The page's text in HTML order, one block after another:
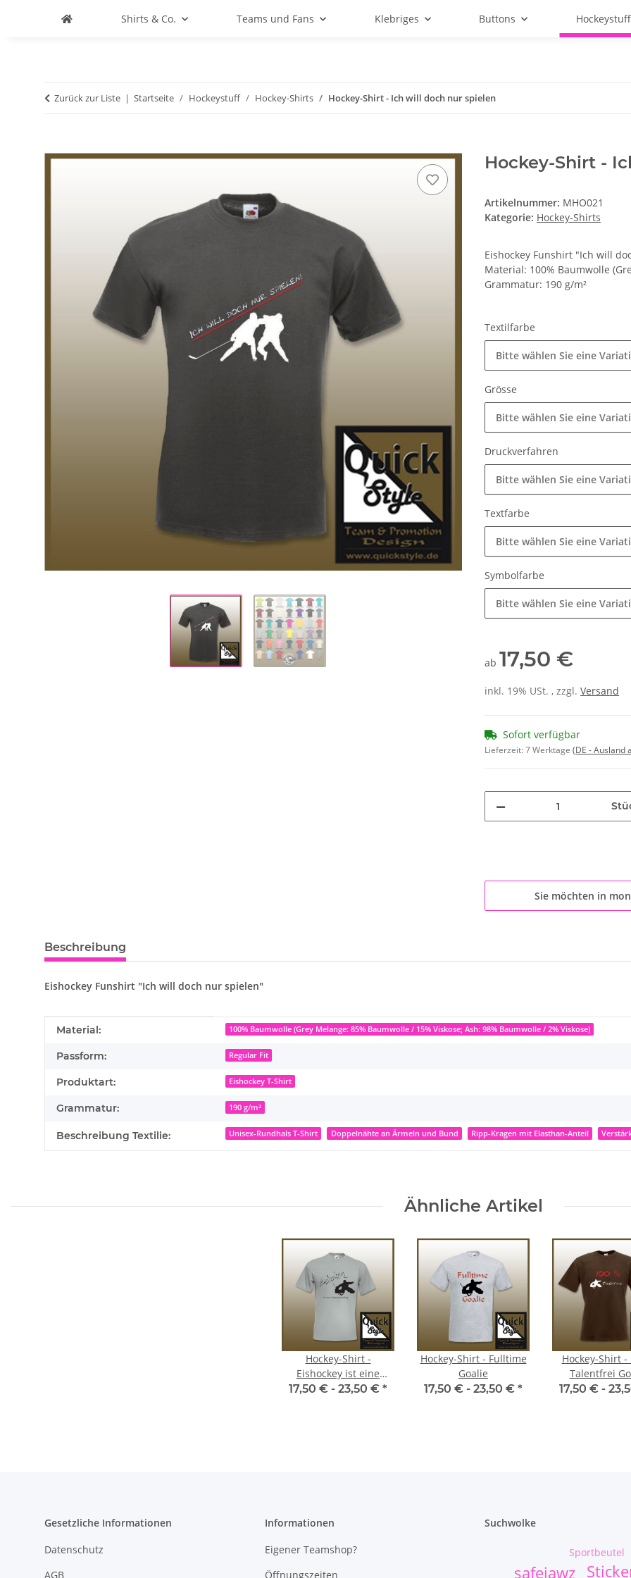
Shirts & Co. Teams und Fans Klebriges Buttons Hockeystuff
Zurück zur Liste Startseite Hockeystuff Hockey-Shirts Hockey-Shirt - Ich will doch nur spielen
Hockey-Shirt -
Artikelnummer: MHO021
Kategorie: Hockey-Shirts
Eishockey Funshirt "Ich will
Material: 100% Baumwolle
Grammatur: 190 g/m²
Textilfarbe
Bitte wählen Sie eine
Grösse
Bitte wählen Sie eine
Druckverfahren
Bitte wählen Sie eine
Textfarbe
Bitte wählen Sie eine
Symbolfarbe
Bitte wählen Sie eine
ab 17,50 €
inkl. 19% USt. , zzgl. Versand
Sofort verfügbar
Lieferzeit:7 Werktage (DE - Ausland
Sie möchten in
Beschreibung
Eishockey Funshirt "Ich will doch nur spielen"
Produkteigenschaft
Wert
Material: 100% Baumwolle (Grey Melange: 85% Baumwolle / 15% Viskose; Ash: 98% Baumwolle / 2% Viskose)
Passform: Regular Fit
Produktart: Eishockey T-Shirt
Grammatur: 190 g/m²
Beschreibung Textilie: Unisex-Rundhals T-Shirt Doppelnähte an Ärmeln und Bund Ripp-Kragen mit Elasthan-Anteil
Ähnliche Artikel
Hockey-Shirt -
Eishockey ist eine
Lebenseinstellung /
17,50 € - 23,50 € *
Hockey-Shirt - Fulltime
Goalie
17,50 € - 23,50 € *
Hockey-Shirt -
Talentfrei
17,50 € -
Gesetzliche Informationen
Datenschutz
AGB
Informationen
Eigener Teamshop?
Öffnungszeiten
Suchwolke
safejawz
Sportbeutel